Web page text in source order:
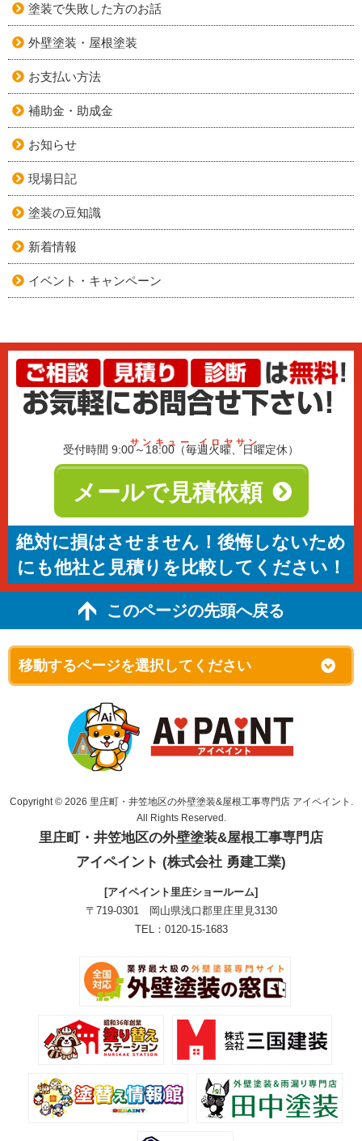
塗装で失敗した方のお話
外壁塗装・屋根塗装
お支払い方法
補助金・助成金
お知らせ
現場日記
塗装の豆知識
新着情報
イベント・キャンペーン
サンキュー イロヤサン
受付時間 9:00～18:00（毎週火曜、日曜定休）
メールで見積依頼
絶対に損はさせません！後悔しないため
にも他社と見積りを比較してください！
このページの先頭へ戻る
Copyright © 2026 里庄町・井笠地区の外壁塗装&屋根工事専門店 アイペイント.
All Rights Reserved.
里庄町・井笠地区の外壁塗装&屋根工事専門店
アイペイント (株式会社 勇建工業)
[アイペイント里庄ショールーム]
〒719-0301 岡山県浅口郡里庄里見3130
TEL：0120-15-1683